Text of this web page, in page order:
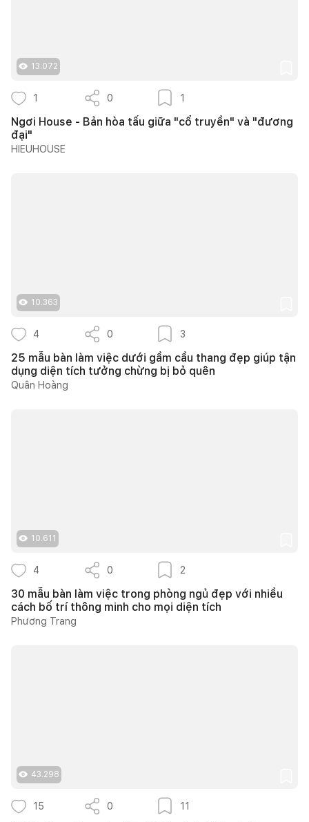
13.072
1 0 1
Ngơi House - Bản hòa tấu giữa "cổ truyền" và "đương
đại"
HIEUHOUSE
10.363
4 0 3
25 mẫu bàn làm việc dưới gầm cầu thang đẹp giúp tận
dụng diện tích tưởng chừng bị bỏ quên
Quân Hoàng
10.611
4 0 2
30 mẫu bàn làm việc trong phòng ngủ đẹp với nhiều
cách bố trí thông minh cho mọi diện tích
Phương Trang
43.298
15 0 11